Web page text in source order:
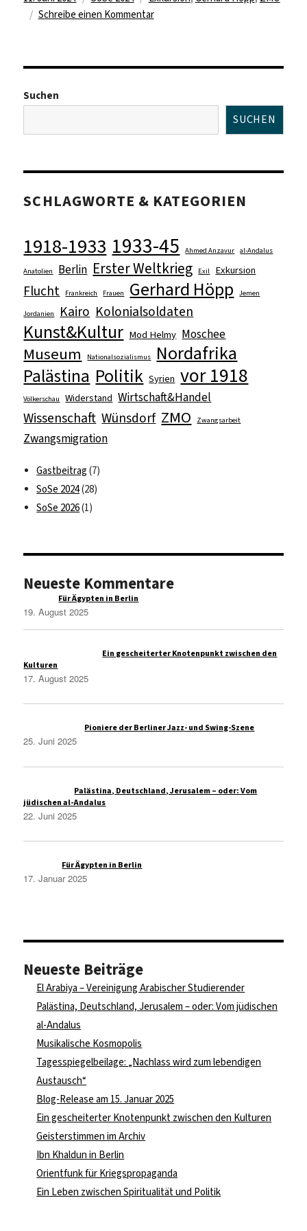
am Schreibe einen Kommentarzu
im
Suchen
SUCHEN
SCHLAGWORTE & KATEGORIEN
1918-1933 1933-45 Ahmed Anzavur al-Andalus
Anatolien Berlin Erster Weltkrieg Exil Exkursion
Flucht Frankreich Frauen Gerhard Höpp Jemen
Jordanien Kairo Kolonialsoldaten
Kunst&Kultur Mod Helmy Moschee
Museum Nationalsozialismus Nordafrika
Palästina Politik Syrien vor 1918
Völkerschau Widerstand Wirtschaft&Handel
Wissenschaft Wünsdorf ZMO Zwangsarbeit
Zwangsmigration
Gastbeitrag (7)
SoSe 2024(28)
SoSe 2026(1)
Neueste Kommentare
Für Ägypten in Berlin
19. August 2025
Ein gescheiterter Knotenpunkt zwischen den
Kulturen
17. August 2025
Pioniere der Berliner Jazz- und Swing-Szene
25. Juni 2025
Palästina, Deutschland, Jerusalem – oder: Vom
jüdischen al-Andalus
22. Juni 2025
Für Ägypten in Berlin
17. Januar 2025
Neueste Beiträge
El Arabiya – Vereinigung Arabischer Studierender
Palästina, Deutschland, Jerusalem – oder: Vom jüdischen
al-Andalus
Musikalische Kosmopolis
Tagesspiegelbeilage: „Nachlass wird zum lebendigen
Austausch“
Blog-Release am 15. Januar 2025
Ein gescheiterter Knotenpunkt zwischen den Kulturen
Geisterstimmen im Archiv
Ibn Khaldun in Berlin
Orientfunk für Kriegspropaganda
Ein Leben zwischen Spiritualität und Politik